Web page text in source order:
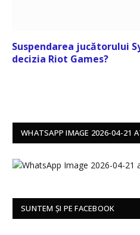
Suspendarea jucătorului
decizia Riot Games?
WHATSAPP IMAGE 2026-04-21
SUNTEM ȘI PE FACEBOOK